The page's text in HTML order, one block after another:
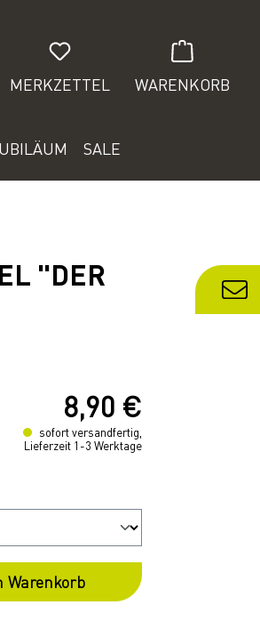
Du hast 0 Produkte auf
MERKZETTEL
WARENKORB
SALE
"DER
8,90 €
sofort versandfertig,
Lieferzeit 1-3 Werktage
gewünschten Wert
Warenkorb